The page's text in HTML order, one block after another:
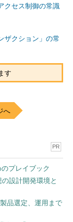
クセス制御の常識
ザクション」の常
す
へ
PR
プレイブック
設計開発環境と
品選定、運用まで